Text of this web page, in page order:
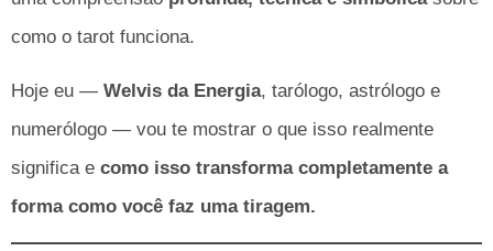
como o tarot funciona.
Hoje eu — Welvis da Energia, tarólogo, astrólogo e
numerólogo — vou te mostrar o que isso realmente
significa e como isso transforma completamente a
forma como você faz uma tiragem.